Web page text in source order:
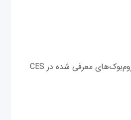
نگاهی به تبلت‌ها و کروم‌بوک‌های معرفی شده در CES